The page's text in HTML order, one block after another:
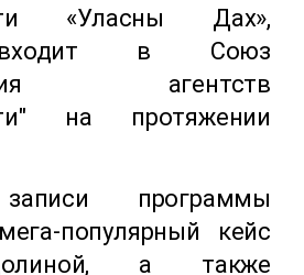
«Уласны Дах»,
входит в Союз
агентств
на протяжении
программы
популярный кейс
а также